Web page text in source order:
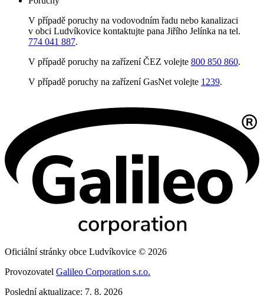
V případě poruchy na vodovodním řadu nebo kanalizaci
v obci Ludvíkovice kontaktujte pana Jiřího Jelínka na tel.
774 041 887.
V případě poruchy na zařízení ČEZ volejte 800 850 860.
V případě poruchy na zařízení GasNet volejte 1239.
Oficiální stránky obce Ludvíkovice © 2026
Provozovatel Galileo Corporation s.r.o.
Poslední aktualizace: 7. 8. 2026